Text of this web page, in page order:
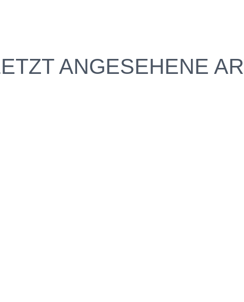
ANGESEHENE